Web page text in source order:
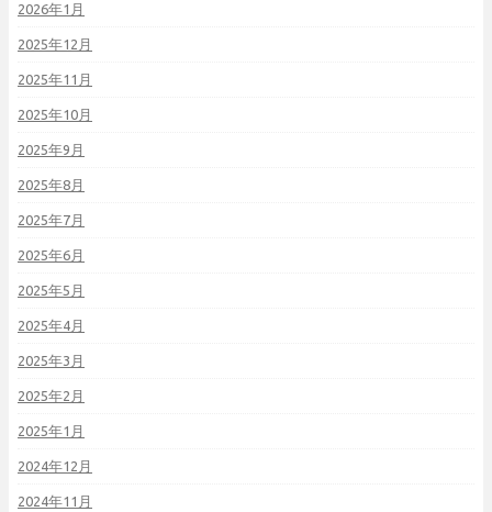
2026年1月
2025年12月
2025年11月
2025年10月
2025年9月
2025年8月
2025年7月
2025年6月
2025年5月
2025年4月
2025年3月
2025年2月
2025年1月
2024年12月
2024年11月